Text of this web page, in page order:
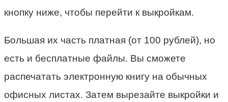
кнопку ниже, чтобы перейти к выкройкам.
Большая их часть платная (от 100 рублей), но
есть и бесплатные файлы. Вы сможете
распечатать электронную книгу на обычных
офисных листах. Затем вырезайте выкройки и